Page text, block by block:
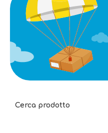
Cerca prodotto